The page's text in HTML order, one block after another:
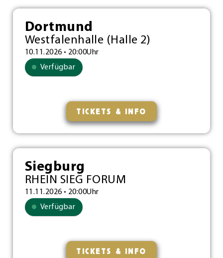
Dortmund
Westfalenhalle (Halle 2)
10.11.2026 • 20:00Uhr
Verfügbar
TICKETS & INFO
Siegburg
RHEIN SIEG FORUM
11.11.2026 • 20:00Uhr
Verfügbar
TICKETS & INFO